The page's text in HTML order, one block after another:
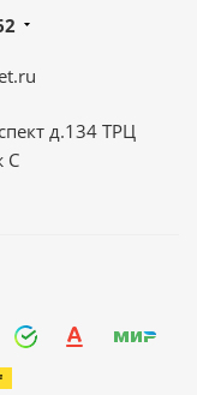
д.134 ТРЦ
С